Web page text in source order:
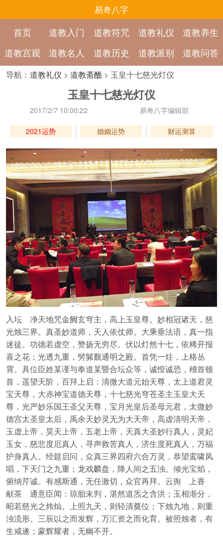
易奇八字
首页 道教入门 道教符咒 道教礼仪
道教养生
道教宫观
道教名人 道教历史 道教派别 道教问答
导航： 道教礼仪 > 道教斋醮> 玉皇十七慈光灯仪
玉皇十七慈光灯仪
2017/2/7 10:00:22 易奇八字编辑部
2021运势 婚姻运势 财运测算
入坛 净天地咒金阙玄穹主，高上玉皇尊。妙相冠诸天，慈
光烛三界。真圣妙道师，天人依仗师。大乘垂法语，真一指
迷徒。功德若虚空，赞扬无穷尽。伏以灯然十七，依稀开报
喜之花；光透九重，髣髴觐通明之殿。首凭一炷，上格丛
霄。具位臣姓某谨与奉道某暨合坛众等，诚惶诚恐，稽首顿
首，遥望天阶，百拜上启：清微大道元始天尊，太上道君灵
宝天尊，大赤神宝道德天尊，十七慈光穹苍圣主玉皇大天
尊，光严妙乐国王圣父天尊，宝月光皇后圣母元君，太微妙
德宫太圣皇太后，禹余天妙灵无为大天帝，高虚清明天帝，
玉虚上帝，昊天上帝，五老上帝，天真大圣妙行真人，灵妃
玉女，慈悲度厄真人，寻声救苦真人，济生度死真人，万福
护身真人。经筵启问，众真三界四府六合万灵，恭望鸾啸凤
唱，下天门之九重；龙戏麟盘，降人间之五浊。倾光宝焰，
俯纳芹诚。有感斯通，无任激切，众官再拜。云舆 上香
献茶 通意臣闻：琼胎未判，湛然道炁之含洪；玉相渐分，
昭若慈光之炜灿。上照九天，则轻清奠位；下烛九地，则重
浊流形。三辰以之而发辉，万汇资之而化育。被照烛者，有
生咸遂；蒙辉耀者，无幽不开。